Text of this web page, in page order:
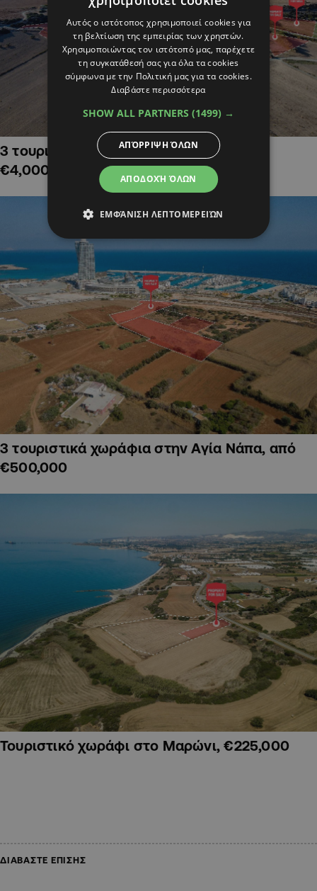
3 τουριστικά χωράφια στην Αλαμινό,
€4,000,000
3 τουριστικά χωράφια στην Αγία Νάπα, από
€500,000
Τουριστικό χωράφι στο Μαρώνι, €225,000
ΔΙΑΒΑΣΤΕ ΕΠΙΣΗΣ
Αυτός ο ιστότοπος χρησιμοποιεί cookies για
τη βελτίωση της εμπειρίας των χρηστών.
Χρησιμοποιώντας τον ιστότοπό μας, παρέχετε
τη συγκατάθεσή σας για όλα τα cookies
σύμφωνα με την Πολιτική μας για τα cookies.
Διαβάστε περισσότερα
SHOW ALL PARTNERS (1499) →
ΑΠΟΔΟΧΉ ΌΛΩΝ
ΑΠΌΡΡΙΨΗ ΌΛΩΝ
ΕΜΦΆΝΙΣΗ ΛΕΠΤΟΜΕΡΕΙΏΝ